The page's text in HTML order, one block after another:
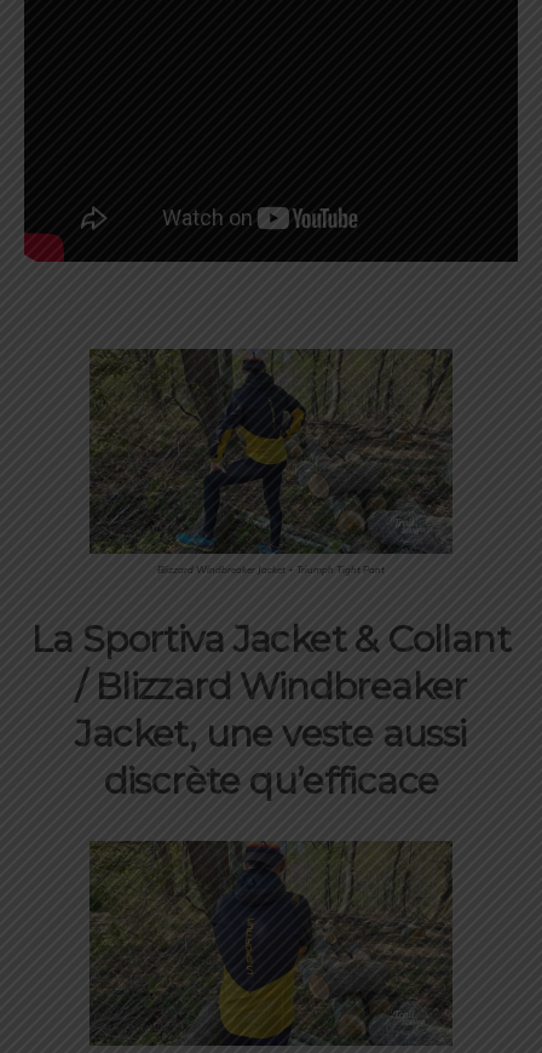
Blizzard Windbreaker Jacket + Triumph Tight Pant
La Sportiva Jacket & Collant
/ Blizzard Windbreaker
Jacket, une veste aussi
discrète qu’efficace